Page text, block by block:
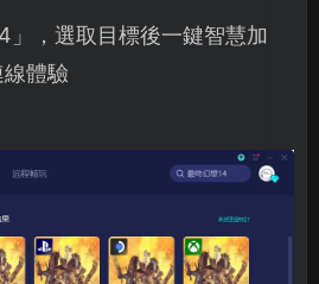
」，選取目標後一鍵智慧加
體驗